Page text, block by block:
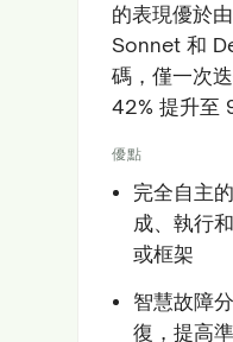
的表現優於
Sonnet 和
碼，僅一次
42% 提升至
優點
完全自主
成、執行
或框架
智慧故障
復，提高